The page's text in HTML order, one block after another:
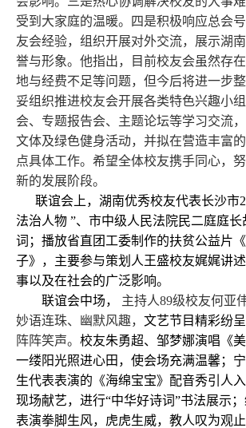
受到大家庭的温暖。四是积极响应总会
友会经验，组织开展对外交流，展示湖
誉与形象。他指出，目前校友会虽然存
地与经费不足等问题，但今后将进一步
妥组织推进校友会开展各类特色兴趣小
会、专题报告会、主题论坛等学习交流
文体及绿色健身活动，并拟在营造丰富
点具体工作。希望全体校友携手同心，
新的发展阶段。
联谊会上，湖南优秀校友代表长沙市
法治人物 ”、市中级人民法院民二庭庭
词；播放省直团工委制作的扶贫公益片
子》，主要参与策划人王盛校友娓娓讲
事以及在社会的广泛影响。
联谊会中场，
主持人89级校友何亚伟
妙语连珠、幽默风趣， 文艺节目精彩纷呈
阵阵笑声。 校友朱勇超、邹梦娜演唱《
一缕阳光照进心田，使会场充满温馨；
生代表表演的《海绵宝宝》配音秀引人
现场献艺，进行“中华好诗词”书法展示
表演拳脚生风，虎虎生威，教人叹为观